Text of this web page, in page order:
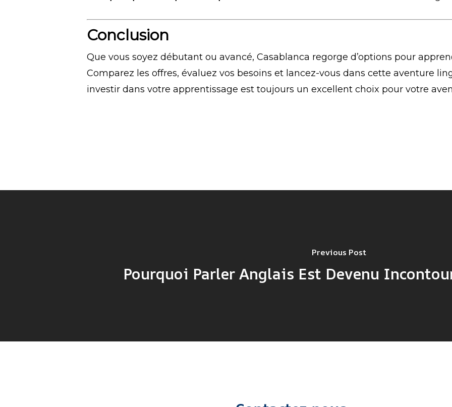
Conclusion
Que vous soyez débutant ou avancé, Casablanca regorge d’options pour
Comparez les offres, évaluez vos besoins et lancez-vous dans cette aventure
investir dans votre apprentissage est toujours un excellent choix pour votre
Previous Post
Pourquoi Parler Anglais Est Devenu